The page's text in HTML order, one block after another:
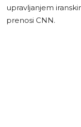
upravljanjem
prenosi CNN.